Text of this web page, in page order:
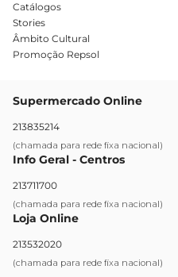
Catálogos
Stories
Âmbito Cultural
Promoção Repsol
Supermercado Online
213835214
(chamada para rede fixa nacional)
Info Geral - Centros
213711700
(chamada para rede fixa nacional)
Loja Online
213532020
(chamada para rede fixa nacional)